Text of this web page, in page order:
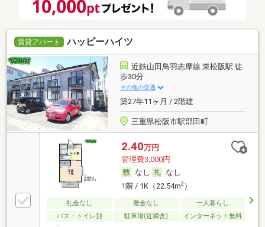
賃貸アパート ハッピーハイツ
近鉄山田鳥羽志摩線 東松阪駅 徒
歩30分
その他の交通
築27年11ヶ月 / 2階建
三重県松阪市駅部田町
2.40万円
管理費3,000円
なし
なし
1階 / 1K（22.54m2）
礼金なし 敷金なし
一人暮らし
バス・トイレ別
駐車場(近隣含) インターネット無料